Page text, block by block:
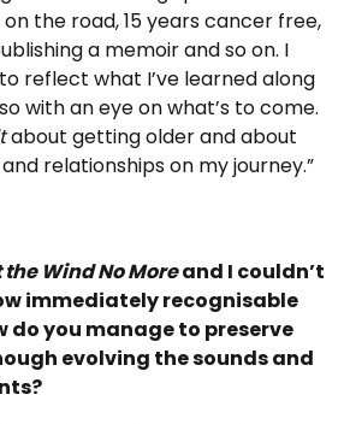
the road, 15 years cancer free,
a memoir and so on. I
reflect what I’ve learned along
with an eye on what’s to come.
about getting older and about
relationships on my journey.”
the Wind No Moreand I couldn’t
immediately recognisable
do you manage to preserve
evolving the sounds and